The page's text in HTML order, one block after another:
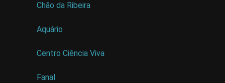
Chão da Ribeira
Aquário
Centro Ciência Viva
Fanal